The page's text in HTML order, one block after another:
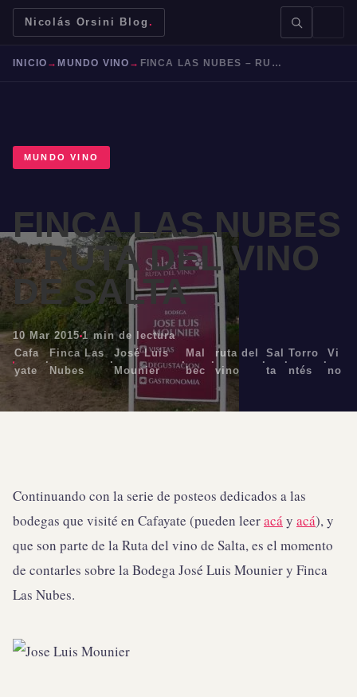
Nicolás Orsini Blog .
Mendoza Malbec Bodegas Jujuy
INICIO → MUNDO VINO → FINCA LAS NUBES – RUTA DEL VINO DE SALTA
MUNDO VINO
FINCA LAS NUBES
– RUTA DEL VINO
DE SALTA
10 Mar 2015 1 min de lectura
Cafa
yate
·
Finca Las
Nubes
·
José Luis
Mounier
·
Mal
bec
·
ruta del
vino
·
Sal
ta
·
Torro
ntés
·
Vi
no
Continuando con la serie de posteos dedicados a las
bodegas que visité en Cafayate (pueden leeracá y acá), y
que son parte de la Ruta del vino de Salta, es el momento
de contarles sobre la Bodega José Luis Mounier y Finca
Las Nubes.